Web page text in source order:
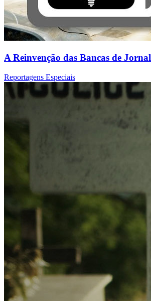
A Reinvenção das Bancas de Jornal
Reportagens Especiais